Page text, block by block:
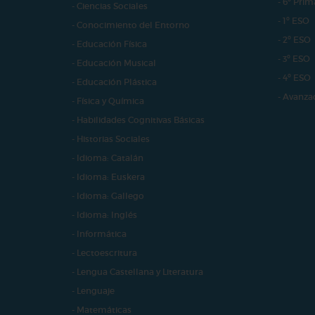
- Ciencias Sociales
- Conocimiento del Entorno
- Educación Física
- Educación Musical
- Educación Plástica
- Física y Química
- Habilidades Cognitivas Básicas
- Historias Sociales
- Idioma: Catalán
- Idioma: Euskera
- Idioma: Gallego
- Idioma: Inglés
- Informática
- Lectoescritura
- Lengua Castellana y Literatura
- Lenguaje
- Matemáticas
- 1º ESO
- 2º ESO
- 3º ESO
- 4º ESO
-